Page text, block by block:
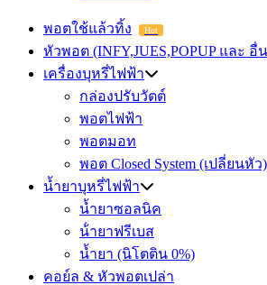
พอตใช้แล้วทิ้ง Hot
หัวพอต (INFY,JUES,POPUP และ อื่
เครื่องบุหรี่ไฟฟ้า
กล่องปรับวัตต์
พอตไฟฟ้า
พอตมอท
พอต Closed System (เปลี่ยนหัว)
น้ำยาบุหรี่ไฟฟ้า
น้ำยาซอลนิค
น้ํายาฟรีเบส
น้ำยา (นิโตติน 0%)
คอย์ล & หัวพอตเปล่า